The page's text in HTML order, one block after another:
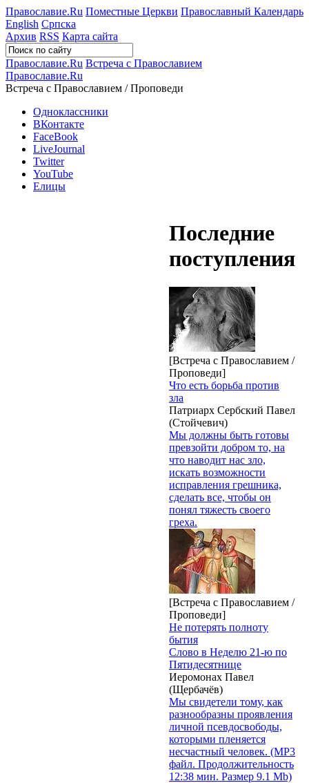
Православие.Ru Поместные Церкви Православный Календарь
English Српска
Архив RSS Карта сайта
Православие.Ru Встреча с Православием
Православие.Ru
Встреча с Православием / Проповеди
Одноклассники
ВКонтакте
FaceBook
LiveJournal
Twitter
YouTube
Елицы
Последние
поступления
[Встреча с Православием /
Проповеди]
Что есть борьба против
зла
Патриарх Сербский Павел
(Стойчевич)
Мы должны быть готовы
превзойти добром то, на
что наводит нас зло,
искать возможности
исправления грешника,
сделать все, чтобы он
понял тяжесть своего
греха.
[Встреча с Православием /
Проповеди]
Не потерять полноту
бытия
Слово в Неделю 21-ю по
Пятидесятнице
Иеромонах Павел
(Щербачёв)
Мы свидетели тому, как
разнообразны проявления
личной псевдосвободы,
которыми пленяется
несчастный человек. (MP3
файл. Продолжительность
12:38 мин. Размер 9.1 Mb)